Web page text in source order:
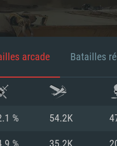
arcade Batailles
% 54.2K
% 35.2K